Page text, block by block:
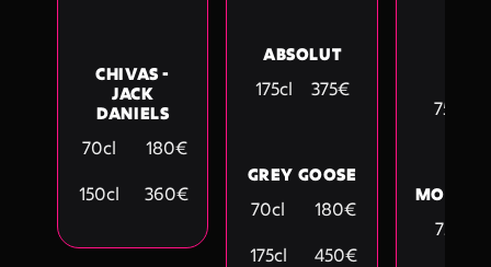
CHIVAS -
JACK
DANIELS
70cl
180€
150cl
360€
ABSOLUT
175cl 375€
GREY GOOSE
70cl
180€
175cl
450€
75cl
MOËT &
75cl